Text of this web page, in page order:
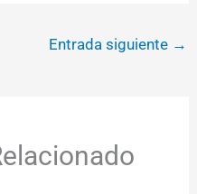
Entrada siguiente →